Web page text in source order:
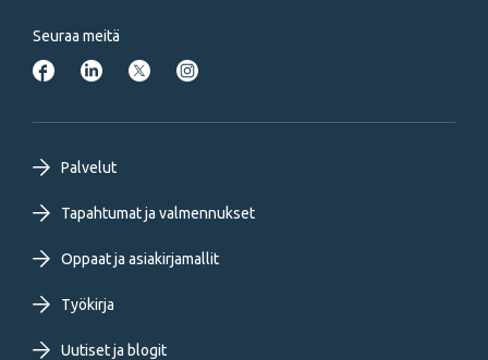
Seuraa meitä
Footer
primary
menu
FI
Palvelut
Tapahtumat ja valmennukset
Oppaat ja asiakirjamallit
Työkirja
Uutiset ja blogit